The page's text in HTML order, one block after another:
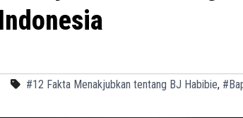
#12 Fakta Menakjubkan tentang BJ Habibie,